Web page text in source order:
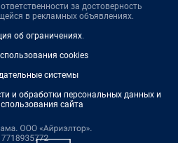
за достоверность
в рекламных объявлениях.
об ограничениях.
cookies
системы
и обработки персональных данных и
сайта